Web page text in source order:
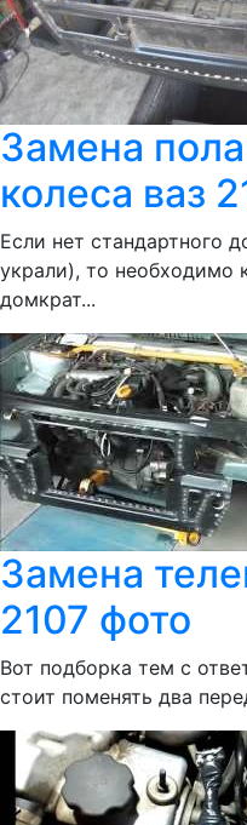
Замена
колеса ваз
Если нет стандартного
украли), то необходимо
домкрат...
Замена
2107 фото
Вот подборка тем с
стоит поменять два